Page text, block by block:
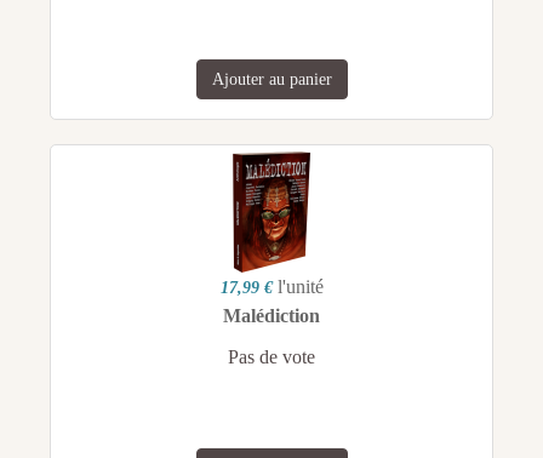
Ajouter au panier
17,99 € l'unité
Malédiction
Pas de vote